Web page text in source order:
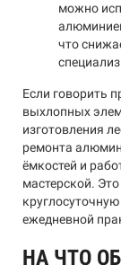
можно
что
Если говорить
выхлопных
изготовления
ремонта
ёмкостей и
мастерской.
ежедневной
НА ЧТО